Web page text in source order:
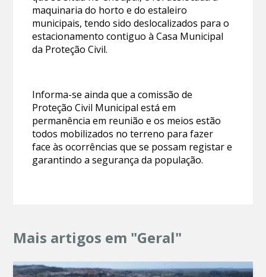
maquinaria do horto e do estaleiro
municipais, tendo sido deslocalizados para o
estacionamento contiguo à Casa Municipal
da Proteção Civil.
Informa-se ainda que a comissão de
Proteção Civil Municipal está em
permanência em reunião e os meios estão
todos mobilizados no terreno para fazer
face às ocorrências que se possam registar e
garantindo a segurança da população.
Mais artigos em "Geral"